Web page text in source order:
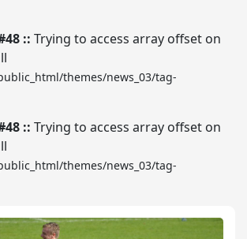
:: Trying to access array offset on
themes/news_03/tag-
:: Trying to access array offset on
themes/news_03/tag-